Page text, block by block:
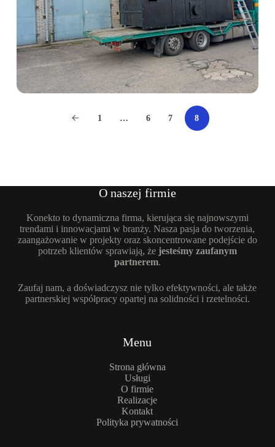
1 … 6 7 8
O naszej firmie
Konekto to dynamiczna firma, kierująca się najnowszymi
trendami i innowacjami w branży. Nasza pasja do tworzenia,
zaangażowanie w projekty oraz skoncentrowane podejście do
potrzeb klientów sprawiają, że jesteśmy zaufanym
partnerem.
Zaufaj nam, a doświadczysz nie tylko efektywności, ale także
partnerskiej współpracy opartej na solidności i rzetelności.
Menu
Strona główna
Usługi
O firmie
Realizacje
Kontakt
Polityka prywatności